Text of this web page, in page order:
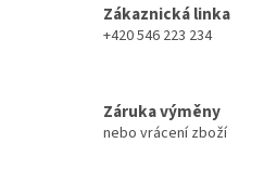
Zákaznická linka
+420 546 223 234
Záruka výměny
nebo vrácení zboží